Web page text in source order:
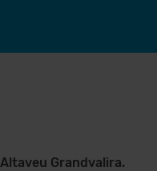
Altaveu Grandvalira.